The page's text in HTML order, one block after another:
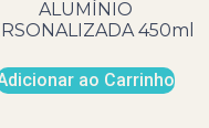
ALUMÍNIO
450ml
ao Carrinho